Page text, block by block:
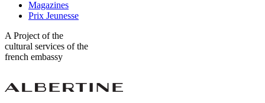
Magazines
Prix Jeunesse
A Project of the
cultural services of the
french embassy